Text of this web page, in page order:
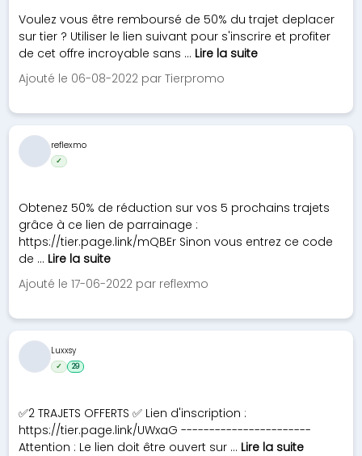
Voulez vous être remboursé de 50% du trajet deplacer
sur tier ? Utiliser le lien suivant pour s'inscrire et profiter
de cet offre incroyable sans ... Lire la suite
Ajouté le 06-08-2022 par Tierpromo
Obtenez 50% de réduction sur vos 5 prochains trajets
grâce à ce lien de parrainage :
https://tier.page.link/mQBEr Sinon vous entrez ce code
de ... Lire la suite
Ajouté le 17-06-2022 par reflexmo
reflexmo
✓
✅2 TRAJETS OFFERTS ✅ Lien d'inscription :
https://tier.page.link/UWxaG -----------------------
Attention : Le lien doit être ouvert sur ... Lire la suite
Luxxsy
✓ 29